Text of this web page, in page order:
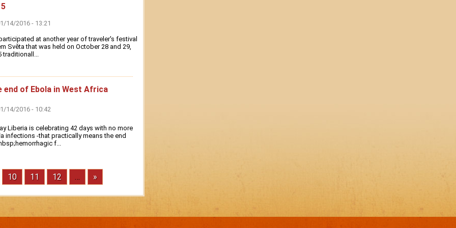
14/2016 - 13:21
at another year of traveler's festival
Světa that was held on October 28 and 29,
traditionall...
end of Ebola in West Africa
14/2016 - 10:42
Liberia is celebrating 42 days with no more
infections -that practically means the end
f...
Stránka
10 Stránka
11 Stránka
12 …
Next
page
»